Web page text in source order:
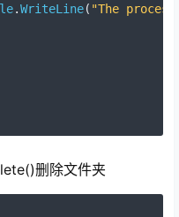
.WriteLine( "The
删除文件夹